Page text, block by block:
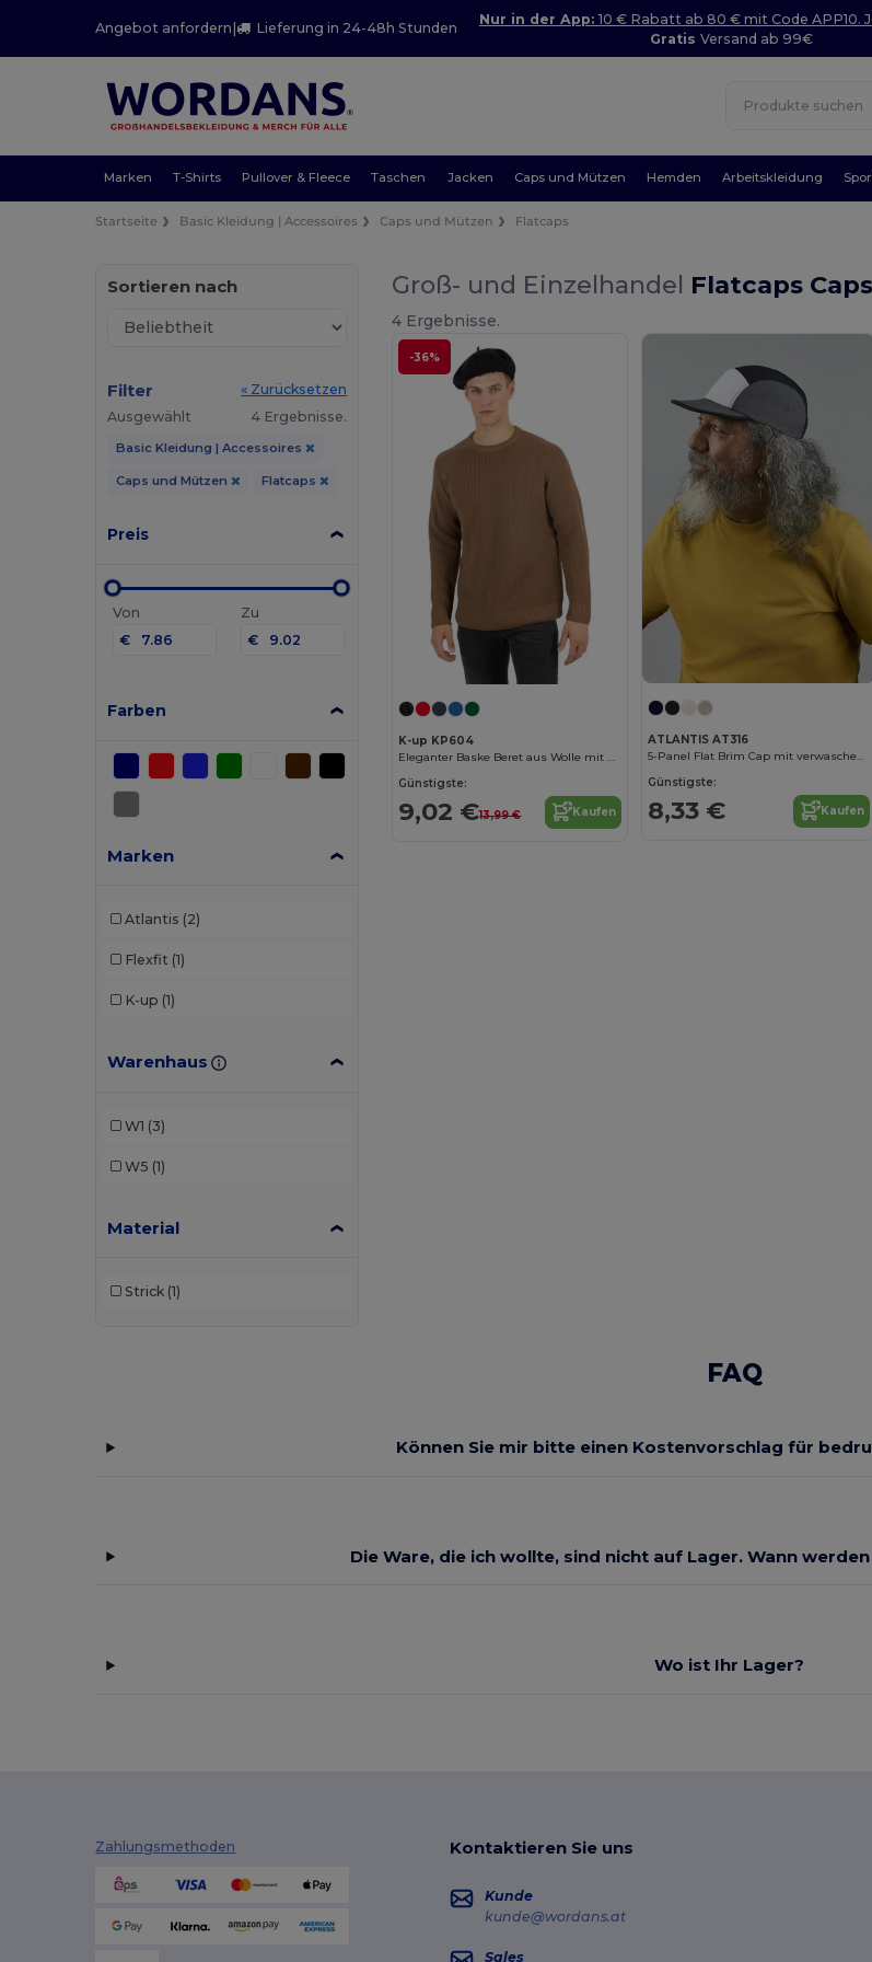
Angebot anfordern | Lieferung in 24-48h Stunden
Nur in der App: 10 € Rabatt ab 80 € mit Code APP10.
Gratis Versand ab 99€
Marken T-Shirts Pullover & Fleece Taschen Jacken Caps und Mützen Hemden Arbeitskleidung
Startseite Basic Kleidung | Accessoires Caps und Mützen Flatcaps
Sortieren nach
Filter
« Zurücksetzen
Ausgewählt
4 Ergebnisse.
Basic Kleidung | Accessoires
Caps und Mützen Flatcaps
Preis
Von
€
Zu
€
Farben
Marken
Atlantis (2)
Flexfit (1)
K-up (1)
Warenhaus
W1 (3)
W5 (1)
Material
Strick (1)
Groß- und Einzelhandel Flatcaps
4 Ergebnisse.
-36%
K-up KP604
Eleganter Baske Beret aus Wolle mit Futter
Günstigste:
9,02 €13,99 € Kaufen
ATLANTIS AT316
5-Panel Flat Brim Cap mit verwaschenem Effekt
Günstigste:
8,33 € Kaufen
FAQ
Können Sie mir bitte einen Kostenvorschlag für
Die Ware, die ich wollte, sind nicht auf Lager. Wann
Wo ist Ihr Lager?
Zahlungsmethoden Kontaktieren Sie uns
Kunde
kunde@wordans.at
Sales